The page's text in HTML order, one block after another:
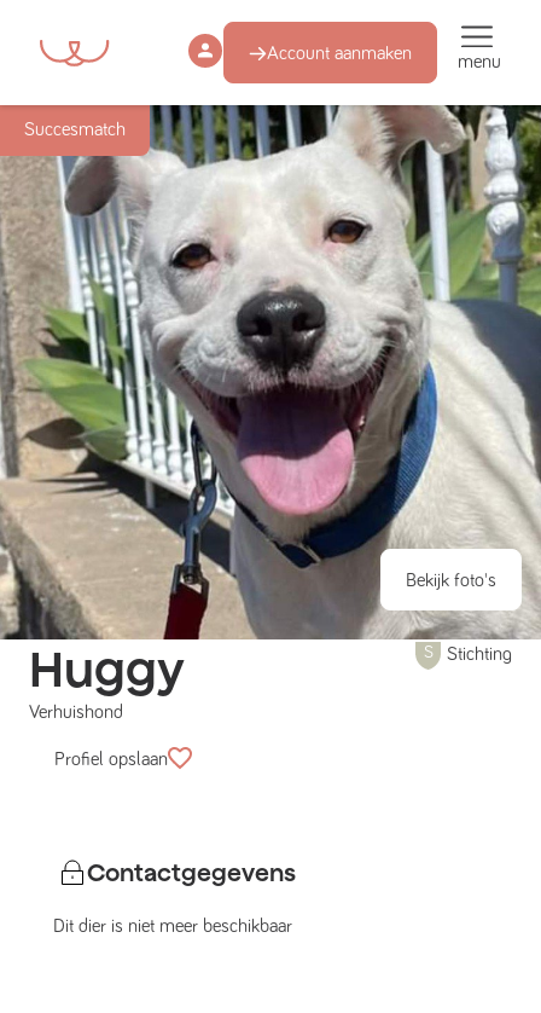
Account aanmaken menu
Succesmatch
Bekijk foto's
Huggy
Verhuishond
Stichting
Profiel opslaan
Contactgegevens
Dit dier is niet meer beschikbaar